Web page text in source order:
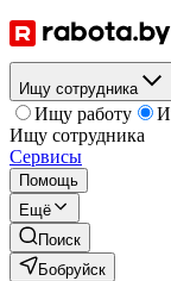
Ищу сотрудника
Ищу работу
Ищу сотрудника
Сервисы
Помощь
Ещё
Поиск
Бобруйск